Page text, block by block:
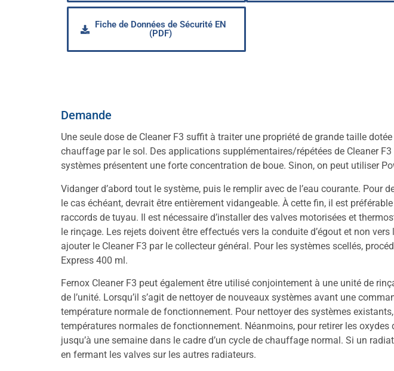
Fiche de Données de Sécurité EN
(PDF)
Demande
Une seule dose de Cleaner F3 suffit à traiter une propriété de grande taille
chauffage par le sol. Des applications supplémentaires/répétées de Cleaner
systèmes présentent une forte concentration de boue. Sinon, on peut utiliser
Vidanger d’abord tout le système, puis le remplir avec de l’eau courante.
le cas échéant, devrait être entièrement vidangeable. À cette fin, il est
raccords de tuyau. Il est nécessaire d’installer des valves motorisées et
le rinçage. Les rejets doivent être effectués vers la conduite d’égout et non
ajouter le Cleaner F3 par le collecteur général. Pour les systèmes scellés,
Express 400 ml.
Fernox Cleaner F3 peut également être utilisé conjointement à une unité de
de l’unité. Lorsqu’il s’agit de nettoyer de nouveaux systèmes avant une
température normale de fonctionnement. Pour nettoyer des systèmes
températures normales de fonctionnement. Néanmoins, pour retirer les
jusqu’à une semaine dans le cadre d’un cycle de chauffage normal. Si un
en fermant les valves sur les autres radiateurs.